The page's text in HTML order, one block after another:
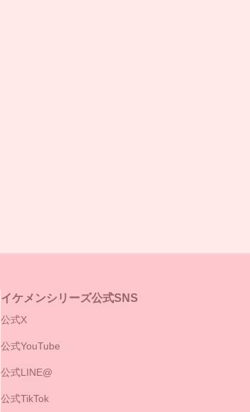
イケメンシリーズ公式SNS
公式X
公式YouTube
公式LINE@
公式TikTok